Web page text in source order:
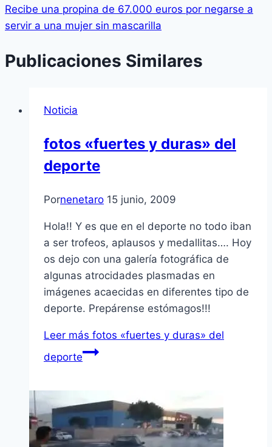
Recibe una propina de 67.000 euros por negarse a
servir a una mujer sin mascarilla
Publicaciones Similares
Noticia
fotos «fuertes y duras» del
deporte
Pornenetaro 15 junio, 2009
Hola!! Y es que en el deporte no todo iban
a ser trofeos, aplausos y medallitas…. Hoy
os dejo con una galerí­a fotográfica de
algunas atrocidades plasmadas en
imágenes acaecidas en diferentes tipo de
deporte. Prepárense estómagos!!!
Leer más fotos «fuertes y duras» del
deporte